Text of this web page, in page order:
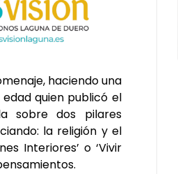
haciendo una
quien publicó el
sobre dos pilares
la religión y el
Interiores’ o ‘Vivir